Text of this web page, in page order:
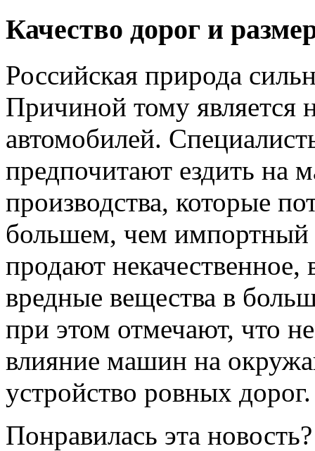
Качество дорог и
Российская природа
Причиной тому является
автомобилей.
предпочитают ездить на
производства, которые
большем, чем импортный
продают
вредные вещества в
при этом отмечают, что
влияние машин на
устройство ровных дорог.
Понравилась эта